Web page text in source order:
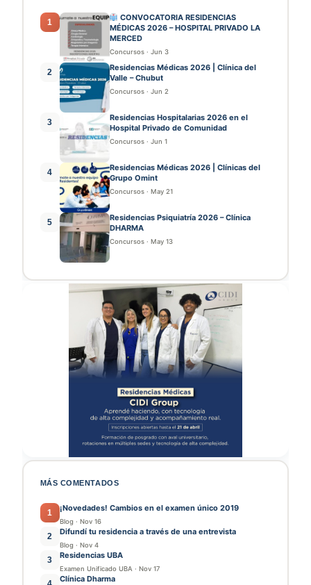
1
CONVOCATORIA RESIDENCIAS
MÉDICAS 2026 – HOSPITAL PRIVADO LA
MERCED
Concursos · Jun 3
2
Residencias Médicas 2026 | Clínica del
Valle – Chubut
Concursos · Jun 2
3
Residencias Hospitalarias 2026 en el
Hospital Privado de Comunidad
Concursos · Jun 1
4
Residencias Médicas 2026 | Clínicas del
Grupo Omint
Concursos · May 21
5
Residencias Psiquiatría 2026 – Clínica
DHARMA
Concursos · May 13
MÁS COMENTADOS
1 ¡Novedades! Cambios en el examen único 2019
Blog · Nov 16
2 Difundí tu residencia a través de una entrevista
Blog · Nov 4
3 Residencias UBA
Examen Unificado UBA · Nov 17
Clínica Dharma